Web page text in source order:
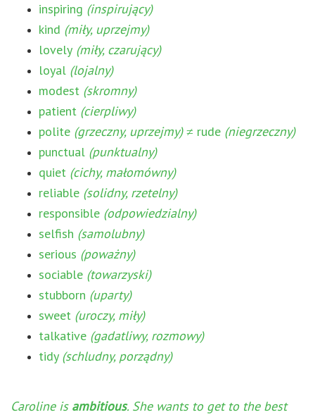
inspiring (inspirujący)
kind (miły, uprzejmy)
lovely (miły, czarujący)
loyal (lojalny)
modest (skromny)
patient (cierpliwy)
polite (grzeczny, uprzejmy)≠ rude (niegrzeczny)
punctual (punktualny)
quiet (cichy, małomówny)
reliable (solidny, rzetelny)
responsible (odpowiedzialny)
selfish (samolubny)
serious (poważny)
sociable (towarzyski)
stubborn (uparty)
sweet (uroczy, miły)
talkative (gadatliwy, rozmowy)
tidy (schludny, porządny)
Caroline is ambitious. She wants to get to the best